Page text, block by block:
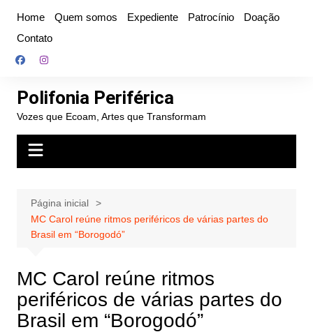
conteúdo
Home Quem somos Expediente Patrocínio
Doação
Contato
Polifonia Periférica
Vozes que Ecoam, Artes que Transformam
Página inicial
MC Carol reúne ritmos periféricos de várias partes do
Brasil em “Borogodó”
MC Carol reúne ritmos
periféricos de várias partes do
Brasil em “Borogodó”